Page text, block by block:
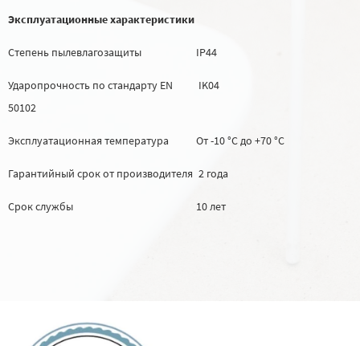
Эксплуатационные характеристики
Степень пылевлагозащиты IP44
Ударопрочность по стандарту EN
50102
IK04
Эксплуатационная температура От -10 °C до +70 °C
Гарантийный срок от производителя 2 года
Срок службы 10 лет